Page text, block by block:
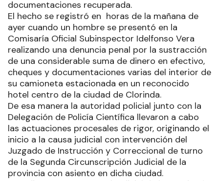
documentaciones recuperada.
El hecho se registró en horas de la mañana de
ayer cuando un hombre se presentó en la
Comisaría Oficial Subinspector Idelfonso Vera
realizando una denuncia penal por la sustracción
de una considerable suma de dinero en efectivo,
cheques y documentaciones varias del interior de
su camioneta estacionada en un reconocido
hotel centro de la ciudad de Clorinda.
De esa manera la autoridad policial junto con la
Delegación de Policía Científica llevaron a cabo
las actuaciones procesales de rigor, originando el
inicio a la causa judicial con intervención del
Juzgado de Instrucción y Correccional de turno
de la Segunda Circunscripción Judicial de la
provincia con asiento en dicha ciudad.